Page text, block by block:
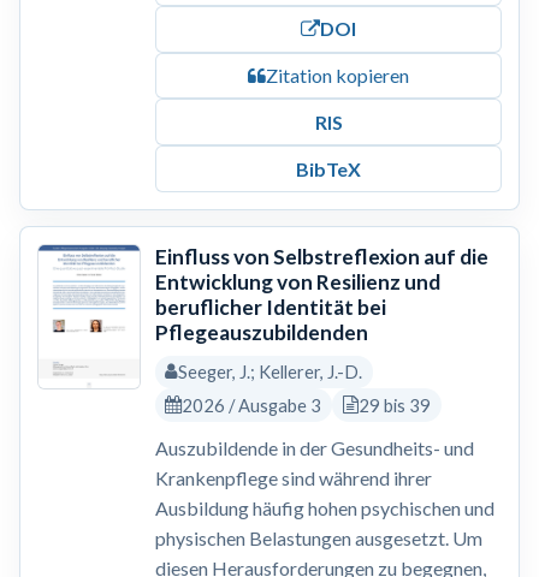
DOI
Zitation kopieren
RIS
BibTeX
Einfluss von Selbstreflexion auf die
Entwicklung von Resilienz und
beruflicher Identität bei
Pflegeauszubildenden
Seeger, J.; Kellerer, J.-D.
2026 / Ausgabe 3
29 bis 39
Auszubildende in der Gesundheits- und
Krankenpflege sind während ihrer
Ausbildung häufig hohen psychischen und
physischen Belastungen ausgesetzt. Um
diesen Herausforderungen zu begegnen,